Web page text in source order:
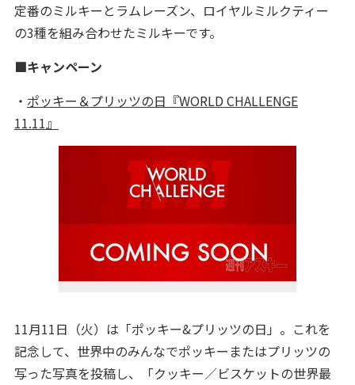
定番のミルキーとラムレーズン、ロイヤルミルクティー
の3種を組み合わせたミルキーです。
■キャンペーン
・ ポッキー＆プリッツの日『WORLD CHALLENGE
11.11』
11月11日（火）は「ポッキー&プリッツの日」。これを
記念して、世界中のみんなでポッキーまたはプリッツの
写った写真を投稿し、「クッキー／ビスケットの世界最